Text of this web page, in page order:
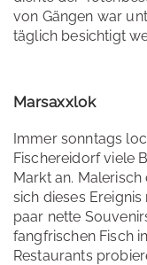
von Gängen war
täglich besichtigt
Marsaxxlok
Immer sonntags
Fischereidorf viele
Markt an.
sich dieses
paar nette
fangfrischen Fisch
Restaurants